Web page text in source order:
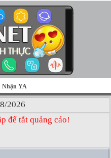
Nhận YA
2026
để tắt quảng cáo!